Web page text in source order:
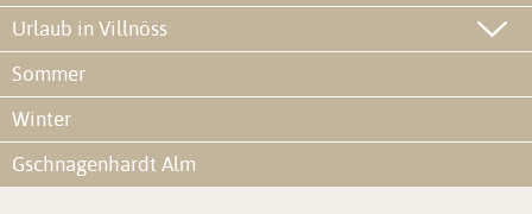
Urlaub in Villnöss
Sommer
Winter
Gschnagenhardt Alm